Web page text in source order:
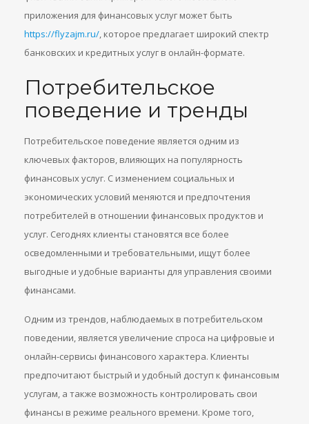
приложения для финансовых услуг может быть
https://flyzajm.ru/, которое предлагает широкий спектр
банковских и кредитных услуг в онлайн-формате.
Потребительское
поведение и тренды
Потребительское поведение является одним из
ключевых факторов, влияющих на популярность
финансовых услуг. С изменением социальных и
экономических условий меняются и предпочтения
потребителей в отношении финансовых продуктов и
услуг. Сегоднях клиенты становятся все более
осведомленными и требовательными, ищут более
выгодные и удобные варианты для управления своими
финансами.
Одним из трендов, наблюдаемых в потребительском
поведении, является увеличение спроса на цифровые и
онлайн-сервисы финансового характера. Клиенты
предпочитают быстрый и удобный доступ к финансовым
услугам, а также возможность контролировать свои
финансы в режиме реального времени. Кроме того,